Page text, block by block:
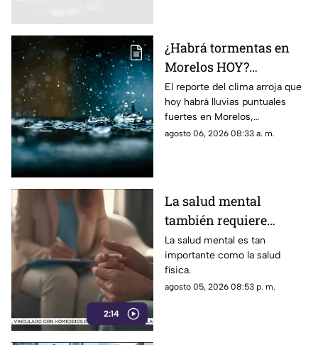
¿Habrá tormentas en
Morelos HOY?
Pronostican lluvias
puntuales fuertes con
descargas eléctricas en
estos municipios
El reporte del clima arroja que
hoy habrá lluvias puntuales
fuertes en Morelos,
acompañadas de actividad
agosto 06, 2026 08:33 a. m.
2:14
La salud mental
también requiere
atención
La salud mental es tan
importante como la salud
física.
agosto 05, 2026 08:53 p. m.